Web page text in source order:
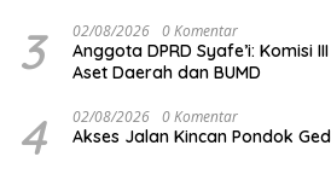
3 02/08/2026 0 Komentar
Anggota DPRD Syafe’i: Komisi
Aset Daerah dan BUMD
4 02/08/2026 0 Komentar
Akses Jalan Kincan Pondok